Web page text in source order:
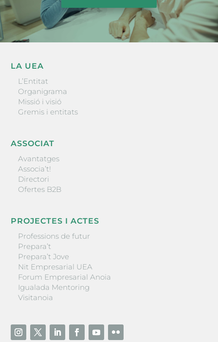
LA UEA
L’Entitat
Organigrama
Missió i visió
Gremis i entitats
ASSOCIAT
Avantatges
Associa’t!
Directori
Ofertes B2B
PROJECTES I ACTES
Professions de futur
Prepara’t
Prepara’t Jove
Nit Empresarial UEA
Forum Empresarial Anoia
Igualada Mentoring
Visitanoia